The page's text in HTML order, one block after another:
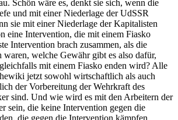
Schön wäre es, denkt sie sich, wenn die
und mit einer Niederlage der UdSSR
sie mit einer Niederlage der Kapitalisten
eine Intervention, die mit einem Fiasko
Intervention brach zusammen, als die
welche Gewähr gibt es also dafür,
mit einem Fiasko enden wird? Alle
jetzt sowohl wirtschaftlich als auch
der Vorbereitung der Wehrkraft des
sind. Und wie wird es mit den Arbeitern der
sein, die keine Intervention gegen die
die gegen die Intervention kämpfen